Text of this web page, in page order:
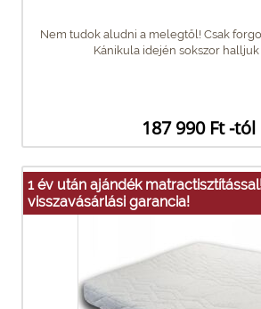
Nem tudok aludni a melegtől! Csak
Kánikula idején sokszor halljuk
187 990 Ft -tól
1 év után ajándék
visszavásárlási garancia!